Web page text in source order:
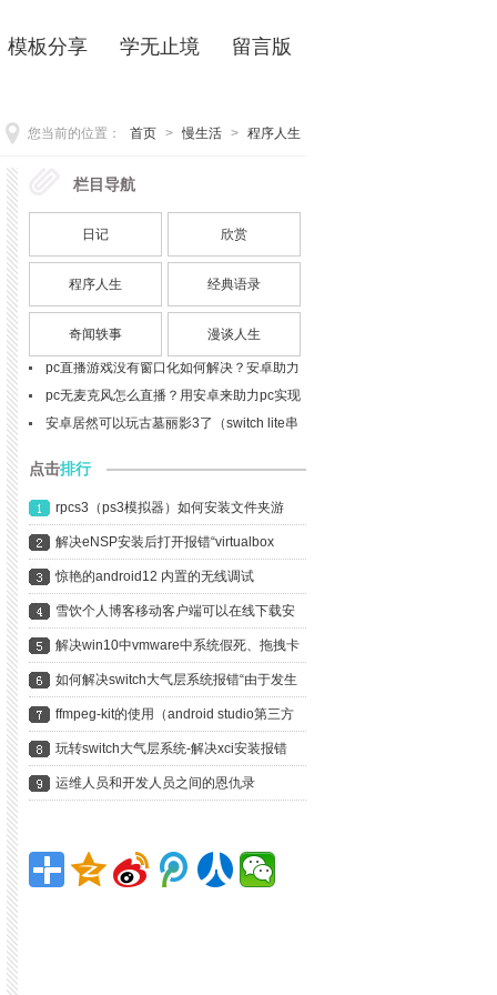
模板分享 学无止境 留言版
您当前的位置： 首页 > 慢生活 > 程序人生
栏目导航
日记 欣赏
程序人生 经典语录
奇闻轶事 漫谈人生
最新
p27 - 英语写作必备句型模板（29个核心句
型及应用示例）
软件之外的造物革命：实体开发语言的未来
什么是清浊辅音同化现象？bags该如何发
音？
telephone与phone以及mobile的区别与联
系？细节解析
pc直播游戏没有窗口化如何解决？安卓助力
窗口化问题解决(spacedesk扩展屏的使用，
安卓做为显示器)(目前最佳实践)
pc直播游戏没有窗口化如何解决？安卓助力
窗口化问题解决(ev扩展屏的使用，安卓做为
显示器)
pc无麦克风怎么直播？用安卓来助力pc实现
直播开麦吧
安卓居然可以玩古墓丽影3了（switch lite串
点击排行
rpcs3（ps3模拟器）如何安装文件夹游
戏？以龙剑3为例手把手教你
解决eNSP安装后打开报错“virtualbox
version is not supported”
惊艳的android12 内置的无线调试
雪饮个人博客移动客户端可以在线下载安
装啦
解决win10中vmware中系统假死、拖拽卡
死、鼠标无响应
如何解决switch大气层系统报错“由于发生
错误，软件已关闭”？
ffmpeg-kit的使用（android studio第三方
庫、依賴的使用）編譯安卓libx264編譯輸
出aar
玩转switch大气层系统-解决xci安装报错
ERRORS FOUND DURING FILE
运维人员和开发人员之间的恩仇录